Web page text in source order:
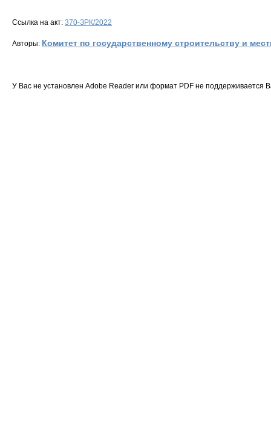
Ссылка на акт: 370-ЗРК/2022
Авторы: Комитет по государственному строительству и
У Вас не установлен Adobe Reader или формат PDF не поддерживается